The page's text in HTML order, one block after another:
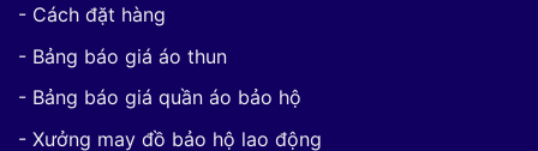
- Cách đặt hàng
- Bảng báo giá áo thun
- Bảng báo giá quần áo bảo hộ
- Xưởng may đồ bảo hộ lao động